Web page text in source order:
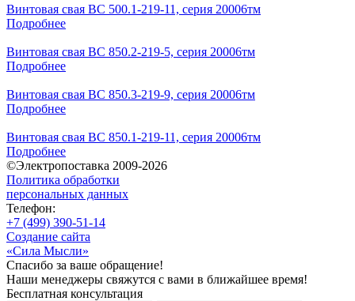
Винтовая свая ВС 500.1-219-11, серия 20006тм
Подробнее
Винтовая свая ВС 850.2-219-5, серия 20006тм
Подробнее
Винтовая свая ВС 850.3-219-9, серия 20006тм
Подробнее
Винтовая свая ВС 850.1-219-11, серия 20006тм
Подробнее
©Электропоставка 2009-2026
Политика обработки
персональных данных
Телефон:
+7 (499) 390-51-14
Создание сайта
«Сила Мысли»
Спасибо за ваше обращение!
Наши менеджеры свяжутся с вами в ближайшее время!
Бесплатная консультация